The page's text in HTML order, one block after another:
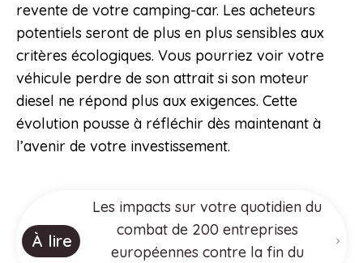
revente de votre camping-car. Les acheteurs
potentiels seront de plus en plus sensibles aux
critères écologiques. Vous pourriez voir votre
véhicule perdre de son attrait si son moteur
diesel ne répond plus aux exigences. Cette
évolution pousse à réfléchir dès maintenant à
l’avenir de votre investissement.
À lire
Les impacts sur votre quotidien du
combat de 200 entreprises
européennes contre la fin du